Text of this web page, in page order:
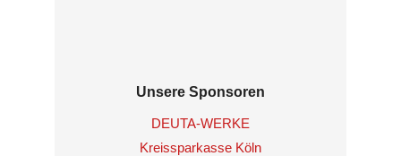
Unsere Sponsoren
DEUTA-WERKE
Kreissparkasse Köln